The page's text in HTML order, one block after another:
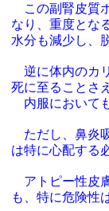
この副腎皮質
なり、重度とな
水分も減少し、
逆に体内のカ
死に至ることさ
内服において
ただし、鼻炎
は特に心配する
アトピー性皮
も、特に危険性